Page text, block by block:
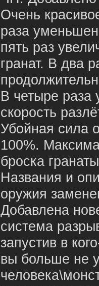
Очень
раза
пять раз
гранат. В два
В четыре раза
скорость
Убойная сила
100%.
броска
Названия и
оружия
Добавлена
система
запустив в
вы больше не